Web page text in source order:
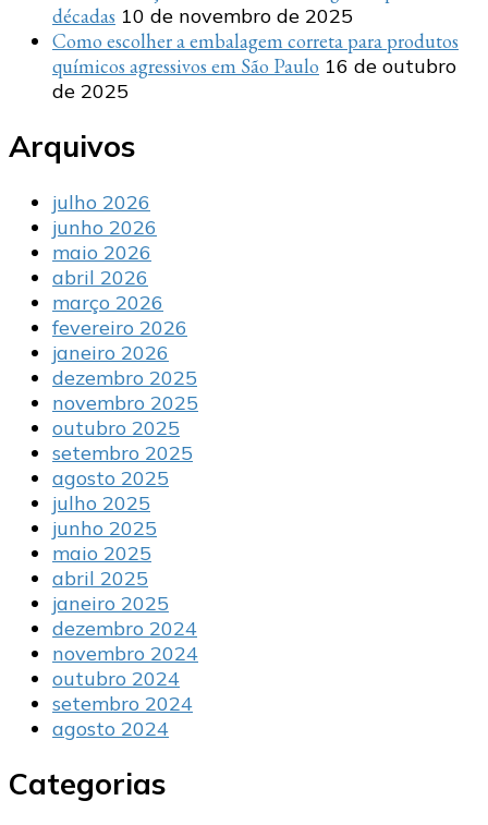
décadas 10 de novembro de 2025
Como escolher a embalagem correta para produtos
químicos agressivos em São Paulo 16 de outubro
de 2025
Arquivos
julho 2026
junho 2026
maio 2026
abril 2026
março 2026
fevereiro 2026
janeiro 2026
dezembro 2025
novembro 2025
outubro 2025
setembro 2025
agosto 2025
julho 2025
junho 2025
maio 2025
abril 2025
janeiro 2025
dezembro 2024
novembro 2024
outubro 2024
setembro 2024
agosto 2024
Categorias